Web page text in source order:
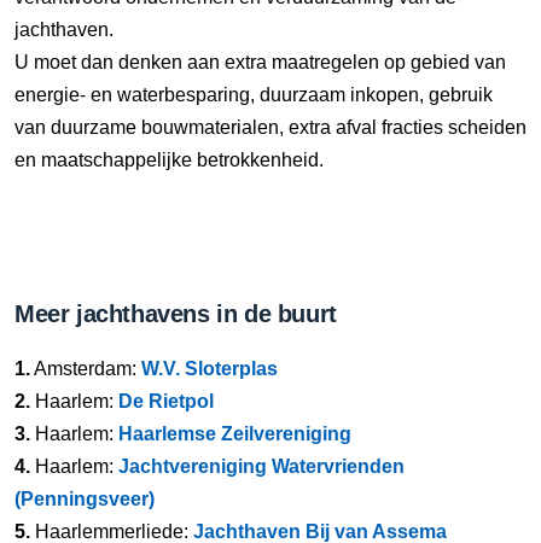
jachthaven.
U moet dan denken aan extra maatregelen op gebied van
energie- en waterbesparing, duurzaam inkopen, gebruik
van duurzame bouwmaterialen, extra afval fracties scheiden
en maatschappelijke betrokkenheid.
Meer jachthavens in de buurt
1.Amsterdam: W.V. Sloterplas
2. Haarlem: De Rietpol
3. Haarlem: Haarlemse Zeilvereniging
4. Haarlem: Jachtvereniging Watervrienden
(Penningsveer)
5. Haarlemmerliede: Jachthaven Bij van Assema